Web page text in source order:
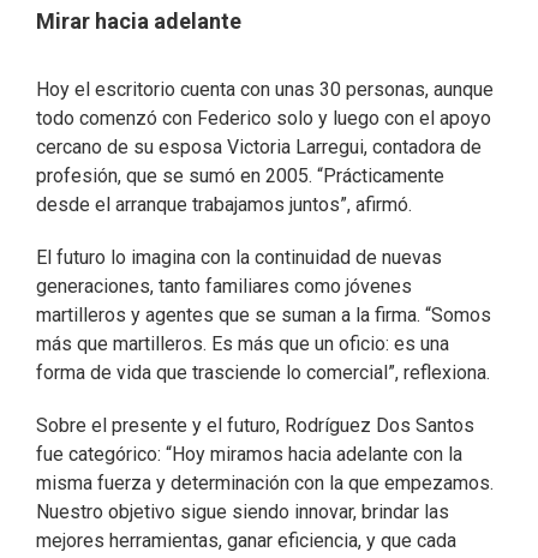
Mirar hacia adelante
Hoy el escritorio cuenta con unas 30 personas, aunque
todo comenzó con Federico solo y luego con el apoyo
cercano de su esposa Victoria Larregui, contadora de
profesión, que se sumó en 2005. “Prácticamente
desde el arranque trabajamos juntos”, afirmó.
El futuro lo imagina con la continuidad de nuevas
generaciones, tanto familiares como jóvenes
martilleros y agentes que se suman a la firma. “Somos
más que martilleros. Es más que un oficio: es una
forma de vida que trasciende lo comercial”, reflexiona.
Sobre el presente y el futuro, Rodríguez Dos Santos
fue categórico: “Hoy miramos hacia adelante con la
misma fuerza y determinación con la que empezamos.
Nuestro objetivo sigue siendo innovar, brindar las
mejores herramientas, ganar eficiencia, y que cada